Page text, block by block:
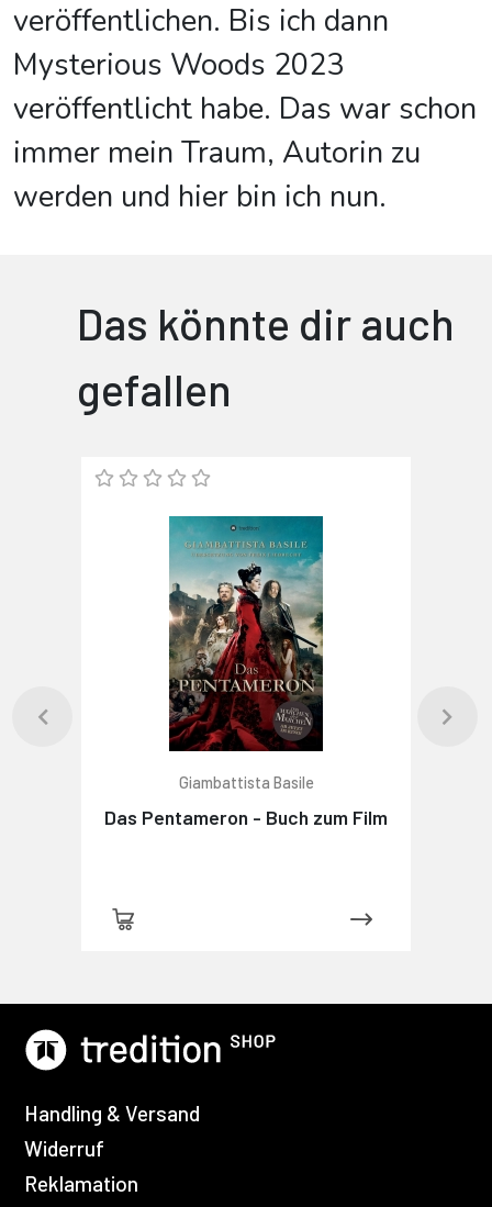
veröffentlichen. Bis ich dann
Mysterious Woods 2023
veröffentlicht habe. Das war schon
immer mein Traum, Autorin zu
werden und hier bin ich nun.
Das könnte dir auch
gefallen
Giambattista Basile
Das Pentameron - Buch zum Film
Handling & Versand
Widerruf
Reklamation